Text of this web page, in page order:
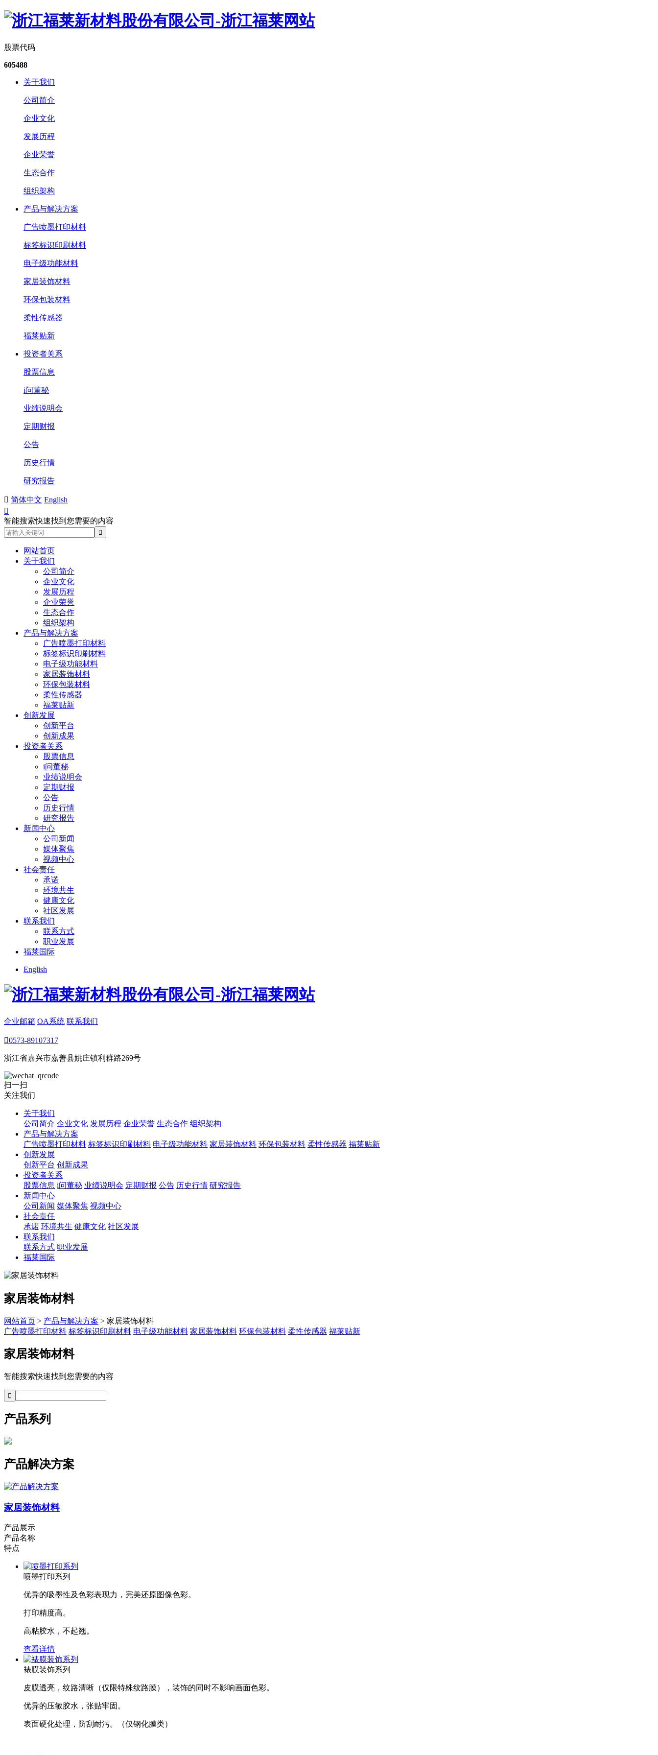
股票代码
605488
关于我们
公司简介
企业文化
发展历程
企业荣誉
生态合作
组织架构
产品与解决方案
广告喷墨打印材料
标签标识印刷材料
电子级功能材料
家居装饰材料
环保包装材料
柔性传感器
福莱贴新
投资者关系
股票信息
i问董秘
业绩说明会
定期财报
公告
历史行情
研究报告
 简体中文 English

智能搜索快速找到您需要的内容
网站首页
关于我们
公司简介
企业文化
发展历程
企业荣誉
生态合作
组织架构
产品与解决方案
广告喷墨打印材料
标签标识印刷材料
电子级功能材料
家居装饰材料
环保包装材料
柔性传感器
福莱贴新
创新发展
创新平台
创新成果
投资者关系
股票信息
i问董秘
业绩说明会
定期财报
公告
历史行情
研究报告
新闻中心
公司新闻
媒体聚焦
视频中心
社会责任
承诺
环境共生
健康文化
社区发展
联系我们
联系方式
职业发展
福莱国际
English
企业邮箱 OA系统 联系我们
0573-89107317
浙江省嘉兴市嘉善县姚庄镇利群路269号
扫一扫
关注我们
关于我们
公司简介 企业文化 发展历程 企业荣誉 生态合作 组织架构
产品与解决方案
广告喷墨打印材料 标签标识印刷材料 电子级功能材料 家居装饰材料 环保包装材料 柔性传感器 福莱贴新
创新发展
创新平台 创新成果
投资者关系
股票信息 i问董秘 业绩说明会 定期财报 公告 历史行情 研究报告
新闻中心
公司新闻 媒体聚焦 视频中心
社会责任
承诺 环境共生 健康文化 社区发展
联系我们
联系方式 职业发展
福莱国际
家居装饰材料
网站首页 > 产品与解决方案 > 家居装饰材料
广告喷墨打印材料 标签标识印刷材料 电子级功能材料 家居装饰材料 环保包装材料 柔性传感器 福莱贴新
家居装饰材料
智能搜索快速找到您需要的内容
产品系列
产品解决方案
家居装饰材料
产品展示
产品名称
特点
喷墨打印系列
优异的吸墨性及色彩表现力，完美还原图像色彩。
打印精度高。
高粘胶水，不起翘。
查看详情
裱膜装饰系列
皮膜透亮，纹路清晰（仅限特殊纹路膜），装饰的同时不影响画面色彩。
优异的压敏胶水，张贴牢固。
表面硬化处理，防刮耐污。（仅钢化膜类）